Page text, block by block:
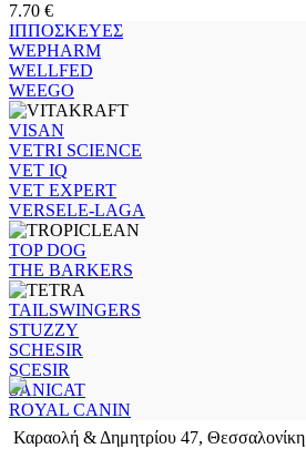
7.70 €
ΙΠΠΟΣΚΕΥΕΣ
WEPHARM
WELLFED
WEEGO
VISAN
VETRI SCIENCE
VET IQ
VET EXPERT
VERSELE-LAGA
TOP DOG
THE BARKERS
TAILSWINGERS
STUZZY
SCHESIR
SCESIR
SANICAT
ROYAL CANIN
Καραολή & Δημητρίου 47, Θεσσαλονίκη